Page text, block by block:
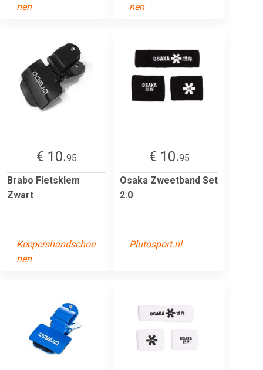
nen
nen
€ 10.95
Brabo Fietsklem
Zwart
Keepershandschoe
nen
€ 10.95
Osaka Zweetband Set
2.0
Plutosport.nl